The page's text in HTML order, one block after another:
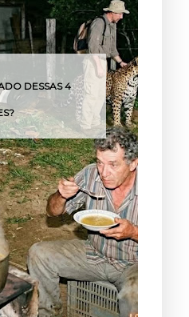
TÃO QUENTE QUE
OU QUEIMAR AS
ANIMAL.